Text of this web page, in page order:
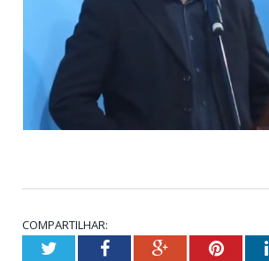
COMPARTILHAR:
TwitterFacebookGoogle+